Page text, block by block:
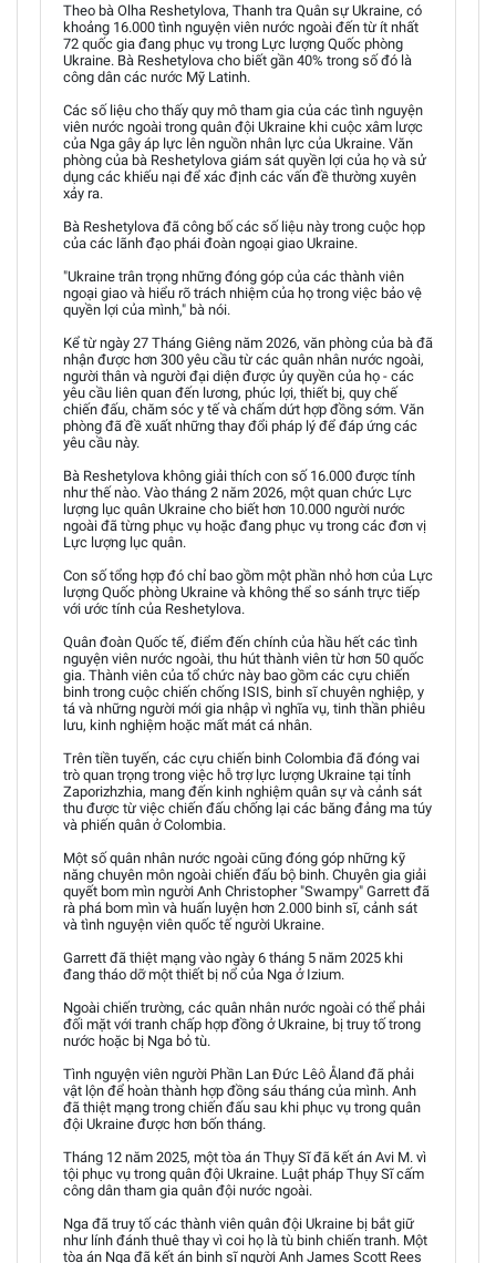
Theo bà Olha Reshetylova, Thanh tra Quân sự Ukraine, có
khoảng 16.000 tình nguyện viên nước ngoài đến từ ít nhất
72 quốc gia đang phục vụ trong Lực lượng Quốc phòng
Ukraine. Bà Reshetylova cho biết gần 40% trong số đó là
công dân các nước Mỹ Latinh.
Các số liệu cho thấy quy mô tham gia của các tình nguyện
viên nước ngoài trong quân đội Ukraine khi cuộc xâm lược
của Nga gây áp lực lên nguồn nhân lực của Ukraine. Văn
phòng của bà Reshetylova giám sát quyền lợi của họ và sử
dụng các khiếu nại để xác định các vấn đề thường xuyên
xảy ra.
Bà Reshetylova đã công bố các số liệu này trong cuộc họp
của các lãnh đạo phái đoàn ngoại giao Ukraine.
"Ukraine trân trọng những đóng góp của các thành viên
ngoại giao và hiểu rõ trách nhiệm của họ trong việc bảo vệ
quyền lợi của mình," bà nói.
Kể từ ngày 27 Tháng Giêng năm 2026, văn phòng của bà đã
nhận được hơn 300 yêu cầu từ các quân nhân nước ngoài,
người thân và người đại diện được ủy quyền của họ - các
yêu cầu liên quan đến lương, phúc lợi, thiết bị, quy chế
chiến đấu, chăm sóc y tế và chấm dứt hợp đồng sớm. Văn
phòng đã đề xuất những thay đổi pháp lý để đáp ứng các
yêu cầu này.
Bà Reshetylova không giải thích con số 16.000 được tính
như thế nào. Vào tháng 2 năm 2026, một quan chức Lực
lượng lục quân Ukraine cho biết hơn 10.000 người nước
ngoài đã từng phục vụ hoặc đang phục vụ trong các đơn vị
Lực lượng lục quân.
Con số tổng hợp đó chỉ bao gồm một phần nhỏ hơn của Lực
lượng Quốc phòng Ukraine và không thể so sánh trực tiếp
với ước tính của Reshetylova.
Quân đoàn Quốc tế, điểm đến chính của hầu hết các tình
nguyện viên nước ngoài, thu hút thành viên từ hơn 50 quốc
gia. Thành viên của tổ chức này bao gồm các cựu chiến
binh trong cuộc chiến chống ISIS, binh sĩ chuyên nghiệp, y
tá và những người mới gia nhập vì nghĩa vụ, tinh thần phiêu
lưu, kinh nghiệm hoặc mất mát cá nhân.
Trên tiền tuyến, các cựu chiến binh Colombia đã đóng vai
trò quan trọng trong việc hỗ trợ lực lượng Ukraine tại tỉnh
Zaporizhzhia, mang đến kinh nghiệm quân sự và cảnh sát
thu được từ việc chiến đấu chống lại các băng đảng ma túy
và phiến quân ở Colombia.
Một số quân nhân nước ngoài cũng đóng góp những kỹ
năng chuyên môn ngoài chiến đấu bộ binh. Chuyên gia giải
quyết bom mìn người Anh Christopher "Swampy" Garrett đã
rà phá bom mìn và huấn luyện hơn 2.000 binh sĩ, cảnh sát
và tình nguyện viên quốc tế người Ukraine.
Garrett đã thiệt mạng vào ngày 6 tháng 5 năm 2025 khi
đang tháo dỡ một thiết bị nổ của Nga ở Izium.
Ngoài chiến trường, các quân nhân nước ngoài có thể phải
đối mặt với tranh chấp hợp đồng ở Ukraine, bị truy tố trong
nước hoặc bị Nga bỏ tù.
Tình nguyện viên người Phần Lan Đức Lêô Åland đã phải
vật lộn để hoàn thành hợp đồng sáu tháng của mình. Anh
đã thiệt mạng trong chiến đấu sau khi phục vụ trong quân
đội Ukraine được hơn bốn tháng.
Tháng 12 năm 2025, một tòa án Thụy Sĩ đã kết án Avi M. vì
tội phục vụ trong quân đội Ukraine. Luật pháp Thụy Sĩ cấm
công dân tham gia quân đội nước ngoài.
Nga đã truy tố các thành viên quân đội Ukraine bị bắt giữ
như lính đánh thuê thay vì coi họ là tù binh chiến tranh. Một
tòa án Nga đã kết án binh sĩ người Anh James Scott Rees